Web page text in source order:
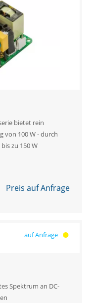
bietet rein
von 100 W - durch
zu 150 W
Preis auf Anfrage
auf Anfrage
Spektrum an DC-